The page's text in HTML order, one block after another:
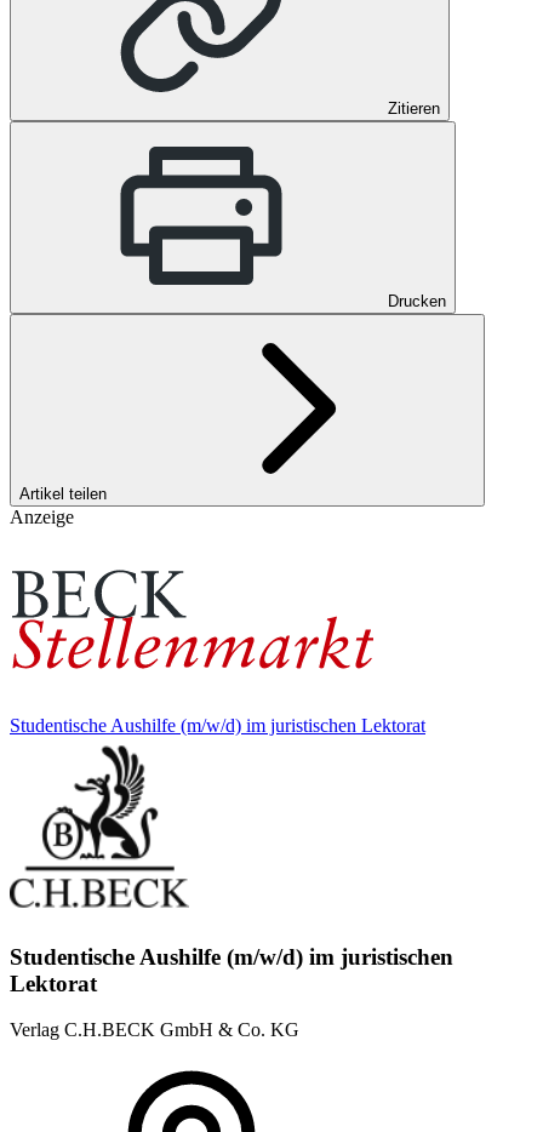
Zitieren
Drucken
Artikel teilen
Anzeige
Studentische Aushilfe (m/w/d) im juristischen Lektorat
Studentische Aushilfe (m/w/d) im juristischen
Lektorat
Verlag C.H.BECK GmbH & Co. KG